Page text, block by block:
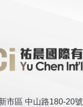
市區 中山路180-20號